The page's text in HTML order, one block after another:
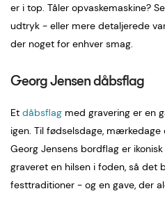
er i top. Tåler opvaskemaskine?
udtryk - eller mere detaljerede
der noget for enhver smag.
Georg Jensen dåbsflag
Et dåbsflag med gravering er en
igen. Til fødselsdage, mærkedage
Georg Jensens bordflag er
graveret en hilsen i foden, så det
festtraditioner - og en gave, der